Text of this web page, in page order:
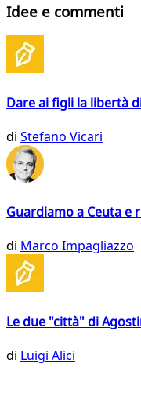
Idee e commenti
Dare ai figli la libertà
di Stefano Vicari
Guardiamo a Ceuta e
di Marco Impagliazzo
Le due "città" di
di Luigi Alici